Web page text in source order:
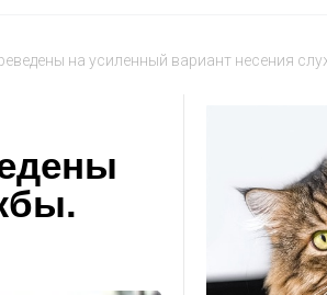
на усиленный вариант несения